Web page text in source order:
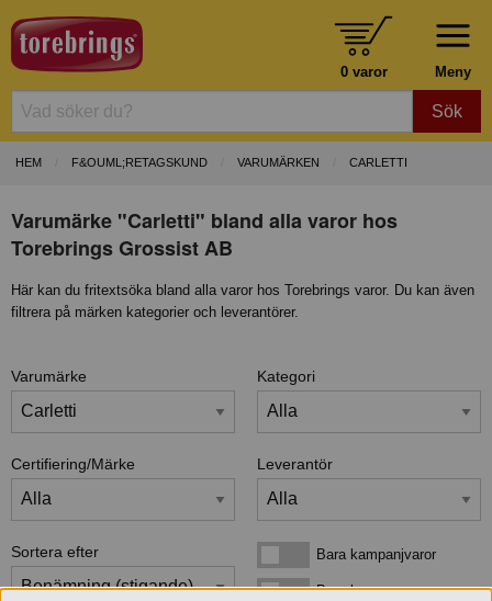
Meny
0 varor
Sök
HEM F&OUML;RETAGSKUND VARUMÄRKEN CARLETTI
Varumärke "Carletti" bland alla varor hos
Torebrings Grossist AB
Här kan du fritextsöka bland alla varor hos Torebrings varor. Du kan även
filtrera på märken kategorier och leverantörer.
Varumärke Kategori
Certifiering/Märke Leverantör
Sortera efter Bara kampanjvarorBara kampanjvaror
Bara lagervarorBara lagervaror